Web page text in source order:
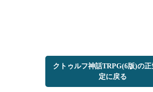
クトゥルフ神話TRPG(6版)の正
定に戻る